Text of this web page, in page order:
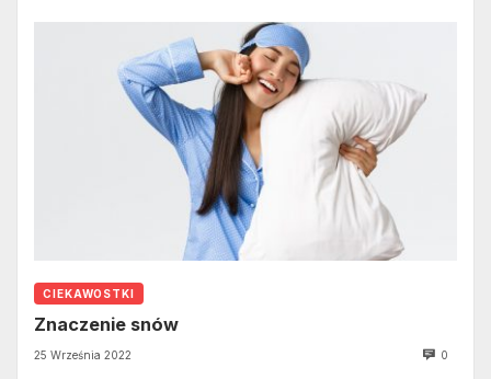
CIEKAWOSTKI
Znaczenie snów
25 Września 2022 0